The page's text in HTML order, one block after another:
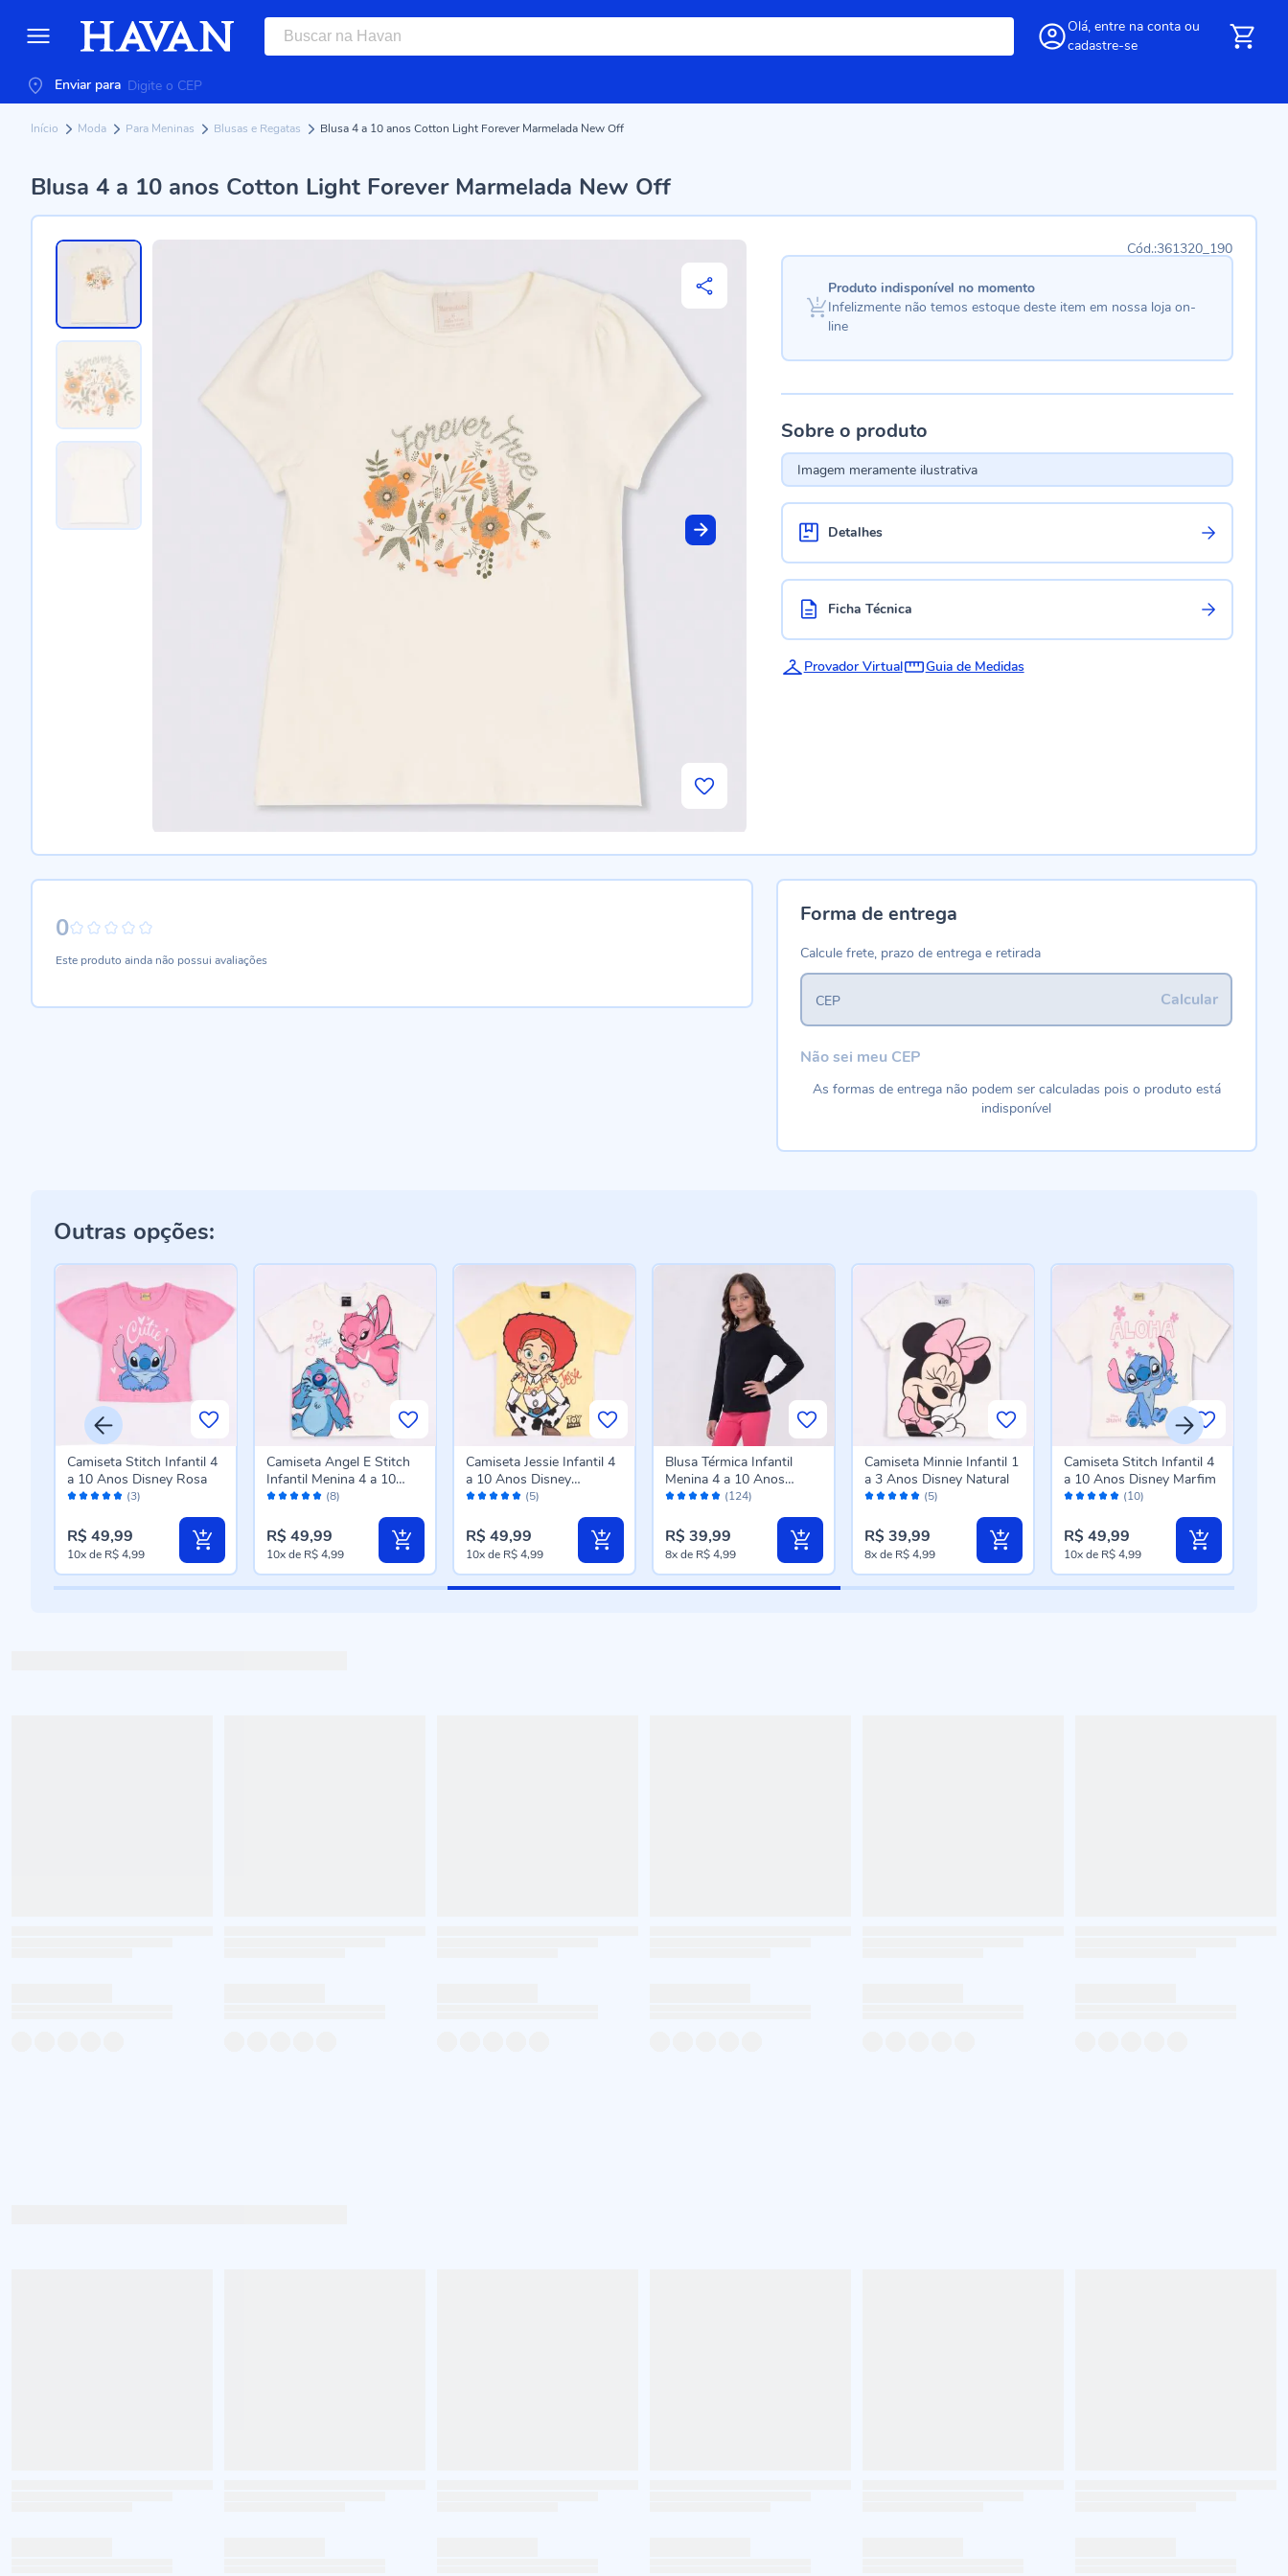
Olá, entre na conta ou
cadastre-se
Enviar para
Início Moda Para Meninas Blusas e Regatas Blusa 4 a 10 anos Cotton Light Forever Marmelada New Off
Blusa 4 a 10 anos Cotton Light Forever Marmelada New Off
361320_190
Produto indisponível no momento
Infelizmente não temos estoque deste item em nossa loja on-
line
Sobre o produto
Imagem meramente ilustrativa
Detalhes
Ficha Técnica
Provador Virtual Guia de Medidas
0
Este produto ainda não possui avaliações
Forma de entrega
Calcule frete, prazo de entrega e retirada
Calcular
CEP
Não sei meu CEP
As formas de entrega não podem ser calculadas pois o produto está
indisponível
Outras opções:
Avaliação: (3)
Camiseta Stitch Infantil 4
a 10 Anos Disney Rosa
R$ 49,99
10xde R$ 4,99
Avaliação: (8)
Camiseta Angel E Stitch
Infantil Menina 4 a 10
Anos Disney Natural
R$ 49,99
10xde R$ 4,99
Avaliação: (5)
Camiseta Jessie Infantil 4
a 10 Anos Disney
Amarelo
R$ 49,99
10xde R$ 4,99
Avaliação: (124)
Blusa Térmica Infantil
Menina 4 a 10 Anos
Marmelada Preto
R$ 39,99
8xde R$ 4,99
Avaliação: (5)
Camiseta Minnie Infantil 1
a 3 Anos Disney Natural
R$ 39,99
8xde R$ 4,99
Avaliação: (10)
Camiseta Stitch Infantil 4
a 10 Anos Disney Marfim
R$ 49,99
10xde R$ 4,99